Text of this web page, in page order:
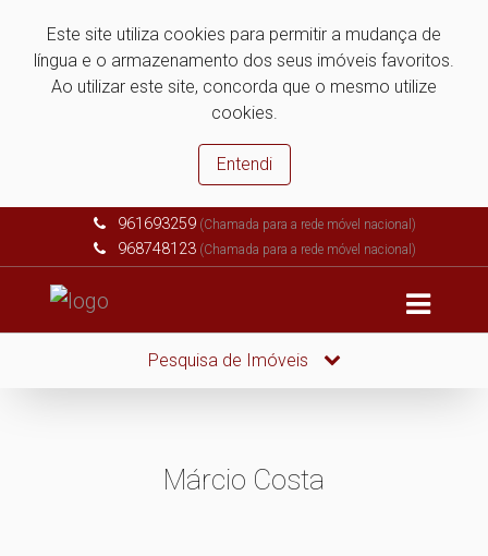
Este site utiliza cookies para permitir a mudança de
língua e o armazenamento dos seus imóveis favoritos.
Ao utilizar este site, concorda que o mesmo utilize
cookies.
Entendi
961693259 (Chamada para a rede móvel nacional)
968748123 (Chamada para a rede móvel nacional)
Pesquisa de Imóveis
Márcio Costa